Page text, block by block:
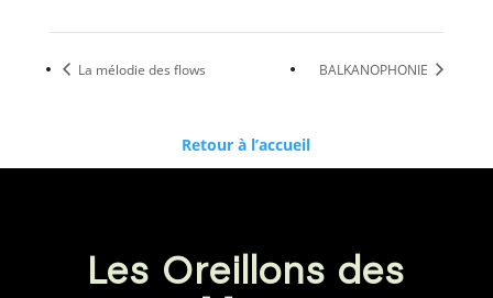
La mélodie des flows BALKANOPHONIE
Retour à l’accueil
Les Oreillons des